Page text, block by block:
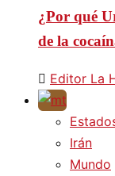
¿Por qué
de la
Editor La
Irán
Mundo